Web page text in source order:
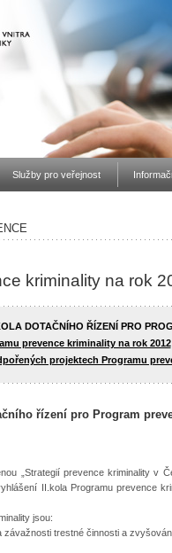
Služby pro veřejnost
kriminality na rok
DOTAČNÍHO ŘÍZENÍ PRO
prevence kriminality na rok 2012
projektech Programu
řízení pro Program
„Strategií prevence kriminality v
II.kola Programu prevence
jsou:
závažnosti trestné činnosti a